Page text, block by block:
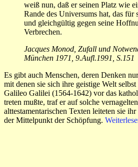
weiß nun, daß er seinen Platz wie
Ran­de des Universums hat, das für
und gleich­gültig gegen seine
Ver­brechen.
Jacques Monod, Zufall und
München 1971, 9.Aufl.1991, S.151
Es gibt auch Menschen, deren Denken
mit denen sie sich ihre geistige Welt
Galileo Galilei (1564-1642) vor das
treten mußte, traf er auf solche
alttestamentarischen Texten leiteten sie
der Mittelpunkt der Schöpfung.